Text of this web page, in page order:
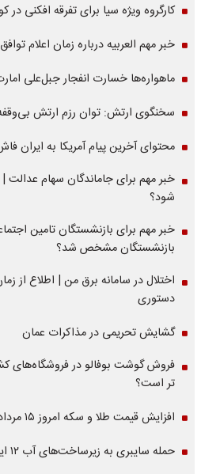
کارگروه ویژه سیا برای تفرقه افکنی در
خبر مهم العربیه درباره زمان اعلام
ماهواره‌‌ها خسارت انفجار جبل‌علی
سخنگوی ارتش: توان رزم ارتش
محتوای آخرین پیام آمریکا به ایران
خبر مهم برای جاماندگان سهام
شود؟
خبر مهم برای بازنشستگان تامین
بازنشستگان مشخص شد؟
اختلال در سامانه برق من | اطلاع از
دستوری
گشایش تحریمی در مذاکرات عمان
فروش گوشت بوفالو در فروشگاه‌های
تر است؟
افزایش قیمت طلا و سکه امروز ۱۵ مرداد ۱۴۰۵ | طلا گرمی امروز چند؟
حمله سایبری به زیرساخت‌های آب ۱۲ ایالت آمریکا